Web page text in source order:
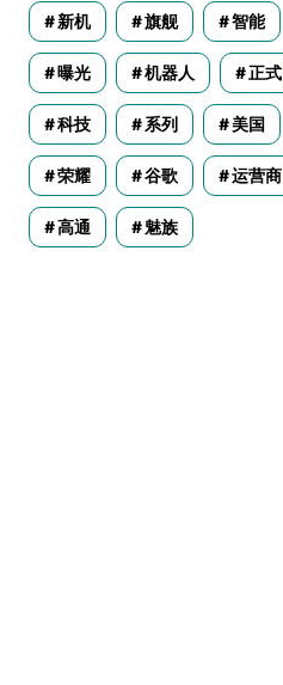
新机 旗舰 智能
曝光 机器人 正式
科技 系列 美国
荣耀 谷歌 运营商
高通 魅族